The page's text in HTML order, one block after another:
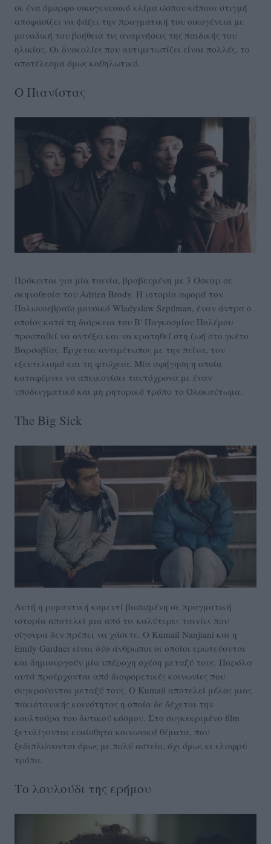
σε ένα όμορφο οικογενειακό κλίμα ώσπου κάποια στιγμή
αποφασίζει να ψάξει την πραγματική του οικογένεια με
μοναδική του βοήθεια τις αναμνήσεις της παιδικής του
ηλικίας. Οι δυσκολίες που αντιμετωπίζει είναι πολλές, το
αποτέλεσμα όμως καθηλωτικό.
Ο Πιανίστας
Πρόκειται για μία ταινία, βραβευμένη με 3 Όσκαρ σε
σκηνοθεσία του Adrien Brody. Η ιστορία αφορά τον
Πολωνοεβραίο μουσικό Wladyslaw Szpilman, έναν άντρα ο
οποίος κατά τη διάρκεια του Β' Παγκοσμίου Πολέμου
προσπαθεί να αντέξει και να κρατηθεί στη ζωή στο γκέτο
Βαρσοβίας. Έρχεται αντιμέτωπος με την πείνα, τον
εξευτελισμό και τη φτώχεια. Μία αφήγηση η οποία
καταφέρνει να απεικονίσει ταυτόχρονα με έναν
υποδειγματικό και μη ρητορικό τρόπο το Ολοκαύτωμα.
The Big Sick
Αυτή η ρομαντική κομεντί βασισμένη σε πραγματική
ιστορία αποτελεί μια από τις καλύτερες ταινίες που
σίγουρα δεν πρέπει να χάσετε. Ο Kumail Nanjiani και η
Emily Gardner είναι δύο άνθρωποι οι οποίοι ερωτεύονται
και δημιουργούν μία υπέροχη σχέση μεταξύ τους. Παρόλα
αυτά προέρχονται από διαφορετικές κοινωνίες που
συγκρούονται μεταξύ τους. Ο Kumail αποτελεί μέλος μιας
πακιστανικής κοινότητας η οποία δε δέχεται την
κουλτούρα του δυτικού κόσμου. Στο συγκεκριμένο film
ξετυλίγονται ευαίσθητα κοινωνικά θέματα, που
ξεδιπλώνονται όμως με πολύ αστείο, όχι όμως κι ελαφρύ
τρόπο.
Το λουλούδι της ερήμου